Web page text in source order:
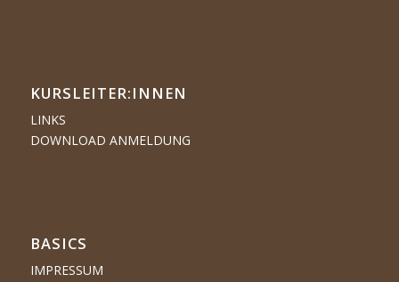
KURSLEITER:INNEN
LINKS
DOWNLOAD ANMELDUNG
BASICS
IMPRESSUM